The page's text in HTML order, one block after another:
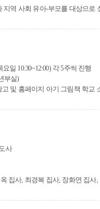
지역 사회 유아-부모를 대상으
일 10:30~12:00) 각 5주씩 진행
부실)
및 홈페이지 아기 그림책 학교
사
집사, 최경복 집사, 장화연 집사